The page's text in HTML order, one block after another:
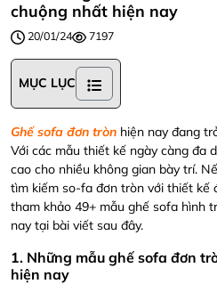
chuộng nhất hiện nay
20/01/24 7197
MỤC LỤC
Ghế sofa đơn tròn hiện nay đang
Với các mẫu thiết kế ngày càng đa
cao cho nhiều không gian bày trí.
tìm kiếm so-fa đơn tròn với thiết kế
tham khảo 49+ mẫu ghế sofa hình
nay tại bài viết sau đây.
1. Những mẫu ghế sofa đơn
hiện nay